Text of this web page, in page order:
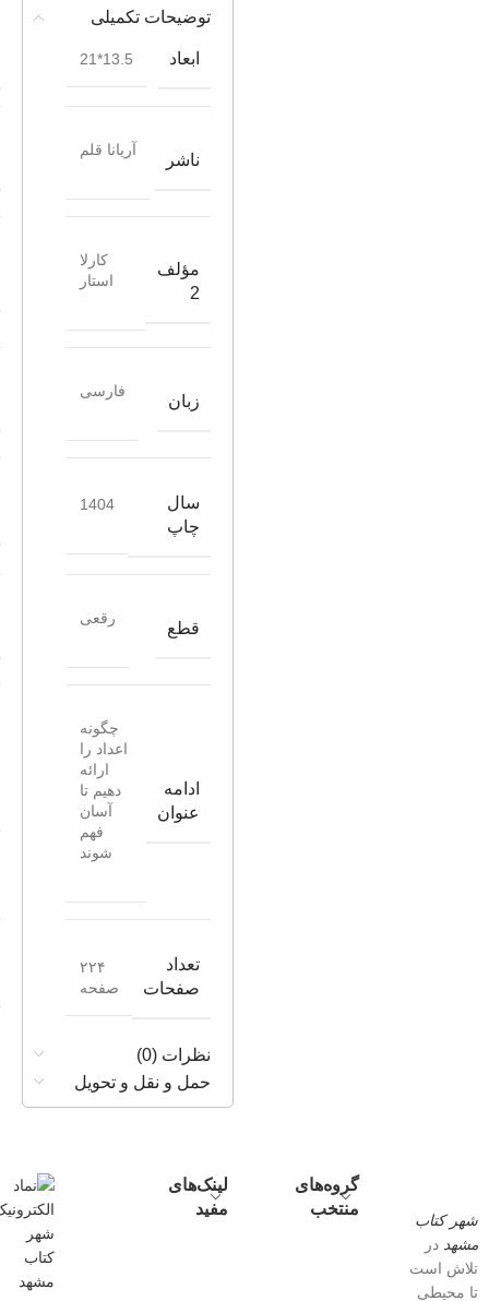
توضیحات تکمیلی
ابعاد 13.5*21
ناشر
آریانا قلم
مؤلف
2
کارلا
استار
زبان
فارسی
سال
چاپ
1404
قطع
رقعی
ادامه
عنوان
چگونه
اعداد را
ارائه
دهیم تا
آسان
فهم
شوند
تعداد
صفحات
۲۲۴
صفحه
نظرات (0)
حمل و نقل و تحویل
شهر کتاب
مشهد در
تلاش است
تا محیطی
گروه‌های
منتخب
لینک‌های
مفید